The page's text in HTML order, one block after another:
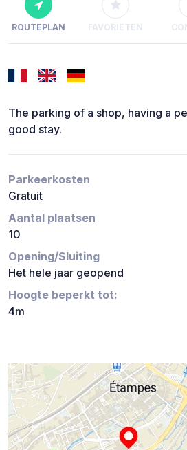
ROUTEPLAN FAVORIETEN
The parking of a shop, having a
good stay.
Parkeerkosten
Gratuit
Aantal plaatsen
10
Opening/Sluiting
Het hele jaar geopend
Hoogte beperkt tot:
4m